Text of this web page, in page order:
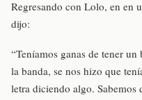
Regresando con Lolo, en en
dijo:
“Teníamos ganas de tener
la banda, se nos hizo que
letra diciendo algo.